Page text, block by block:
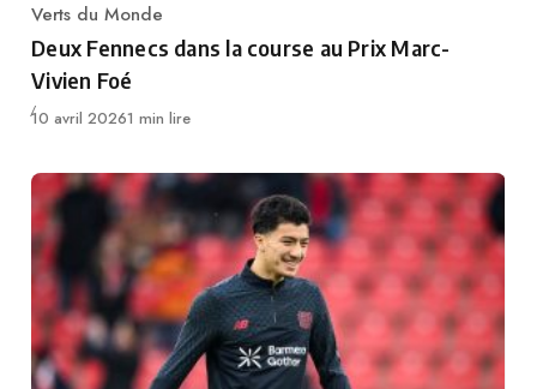
Category
Verts du Monde
Deux Fennecs dans la course au Prix Marc-
Vivien Foé
Publié
10 avril 20261 min lire